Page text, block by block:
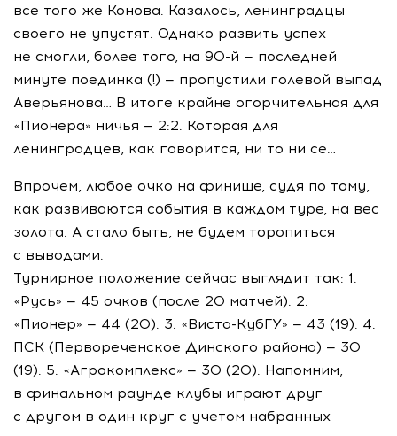
все того же Конова. Казалось, ленинградцы
своего не упустят. Однако развить успех
не смогли, более того, на 90-й — последней
минуте поединка (!) — пропустили голевой выпад
Аверьянова… В итоге крайне огорчительная для
«Пионера» ничья — 2:2. Которая для
ленинградцев, как говорится, ни то ни се…
Впрочем, любое очко на финише, судя по тому,
как развиваются события в каждом туре, на вес
золота. А стало быть, не будем торопиться
с выводами.
Турнирное положение сейчас выглядит так: 1.
«Русь» — 45 очков (после 20 матчей). 2.
«Пионер» — 44 (20). 3. «Виста-КубГУ» — 43 (19). 4.
ПСК (Первореченское Динского района) — 30
(19). 5. «Агрокомплекс» — 30 (20). Напомним,
в финальном раунде клубы играют друг
с другом в один круг с учетом набранных